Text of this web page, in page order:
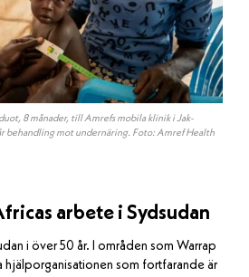
8 månader, till Amrefs mobila klinik i Jak-
behandling mot undernäring. Foto: Amref Health
arbete i Sydsudan
i över 50 år. I områden som Warrap
hjälporganisationen som fortfarande är